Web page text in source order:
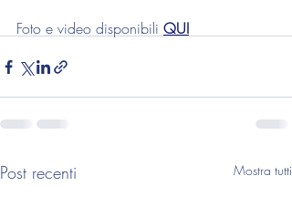
Foto e video disponibili QUI
Post recenti Mostra tutti